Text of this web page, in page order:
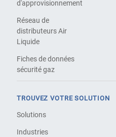
d'approvisionnement
Réseau de
distributeurs Air
Liquide
Fiches de données
sécurité gaz
TROUVEZ VOTRE SOLUTION
Solutions
Industries